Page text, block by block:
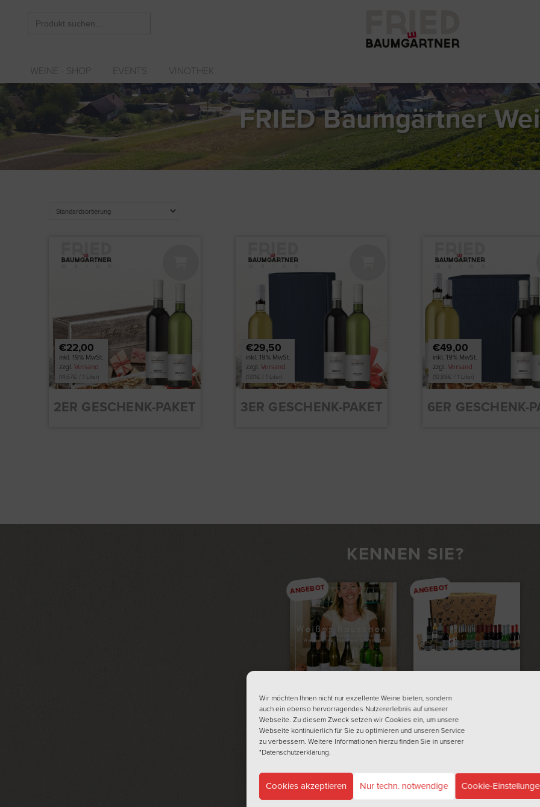
Wir möchten Ihnen nicht nur exzellente Weine bieten, sondern
auch ein ebenso hervorragendes Nutzererlebnis auf unserer
Webseite. Zu diesem Zweck setzen wir Cookies ein, um unsere
Webseite kontinuierlich für Sie zu optimieren und unseren Service
zu verbessern. Weitere Informationen hierzu finden Sie in unserer
"Datenschutzerklärung.
Cookies akzeptieren Nur techn. notwendige Cookie-
for:
WEINE - SHOP EVENTS VINOTHEK
FRIED Baumgärtner
€22,00
inkl. 19% MwSt.
zzgl. Versand
14,67€ / 1 Liter)
2ER GESCHENK-PAKET
€29,50
inkl. 19% MwSt.
zzgl.Versand
13,11€ / 1 Liter)
3ER GESCHENK-PAKET
€49,00
inkl. 19% MwSt.
zzgl.Versand
10,89€ / 1 Liter)
6ER GESCHENK-
KENNEN SIE?
ANGEBOT
IN DEN WARENKORB
WEISSES R
AUSCHEN – W
EISSWEINE FÜ
R DEN SO
MMER
€53,00
€35,00
ANGEBOT
IN DEN WARENKORB
ADVENTS
KALENDER
€95,00
inkl. 19% MwSt. zzgl.